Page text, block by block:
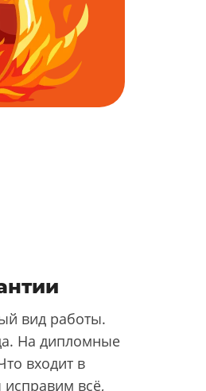
вид работы.
На дипломные
входит в
всё,